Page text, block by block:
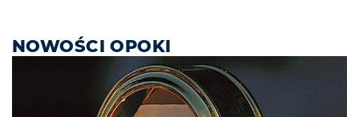
NOWOŚCI OPOKI